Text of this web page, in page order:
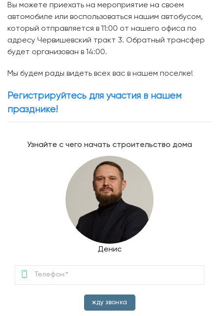
Вы можете приехать на мероприятие на своем
автомобиле или воспользоваться нашим автобусом,
который отправляется в 11:00 от нашего офиса по
адресу Червишевский тракт 3. Обратный трансфер
будет организован в 14:00.
Мы будем рады видеть всех вас в нашем поселке!
Регистрируйтесь для участия в нашем
празднике!
Узнайте с чего начать строительство дома
Денис
жду звонка